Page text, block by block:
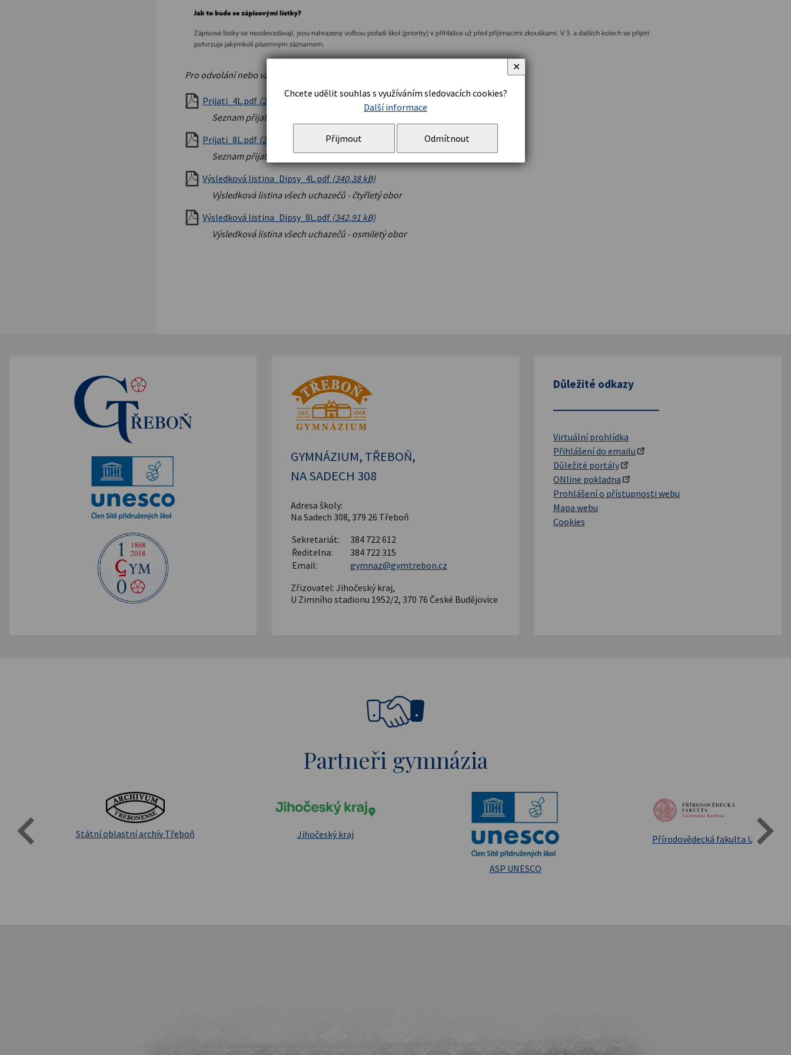
Pro odvolání nebo vzdání se práva na přijetí si pročtěte své možnosti
Prijati_4L.pdf (298,60 kB)
Seznam přijatých uchazečů - čtyřletý obor
Prijati_8L.pdf (297,83 kB)
Seznam přijatých uchazečů - osmiletý obor
Výsledková listina_Dipsy_4L.pdf (340,38 kB)
Výsledková listina všech uchazečů - čtyřletý obor
Výsledková listina_Dipsy_8L.pdf (342,91 kB)
Výsledková listina všech uchazečů - osmiletý obor
GYMNÁZIUM, TŘEBOŇ,
NA SADECH 308
Adresa školy:
Na Sadech 308, 379 26 Třeboň
Sekretariát:
384 722 612
Ředitelna:
384 722 315
Email:
gymnaz@gymtrebon.cz
Zřizovatel: Jihočeský kraj,
U Zimního stadionu 1952/2, 370 76 České Budějovice
Důležité odkazy
Virtuální prohlídka
Přihlášení do emailu
Důležité portály
ONline pokladna
Prohlášení o přístupnosti webu
Mapa webu
Cookies
Partneři gymnázia
Přírodovědecká fakulta UK
Masarykova universita
Státní oblastní archív Třeboň
Chcete udělit souhlas s využíváním sledovacích cookies?
Další informace
Přijmout Odmítnout
✕